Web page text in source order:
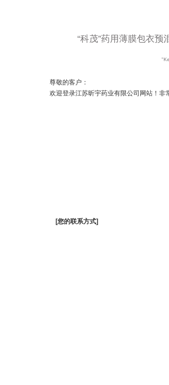
“科茂”药用薄膜包衣
尊敬的客户：
欢迎登录江苏昕宇药业有限公司网站！非
[您的联系方式]